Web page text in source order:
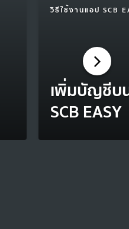
วิธีใช้งานแอป SCB
เพิ่มบัญชีบ
SCB EASY